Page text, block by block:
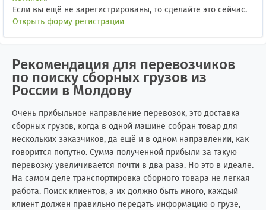
Если вы ещё не зарегистрированы, то сделайте это сейчас.
Открыть форму регистрации
Рекомендация для перевозчиков
по поиску сборных грузов из
России в Молдову
Очень прибыльное направление перевозок, это доставка
сборных грузов, когда в одной машине собран товар для
нескольких заказчиков, да ещё и в одном направлении, как
говорится попутно. Сумма полученной прибыли за такую
перевозку увеличивается почти в два раза. Но это в идеале.
На самом деле транспортировка сборного товара не лёгкая
работа. Поиск клиентов, а их должно быть много, каждый
клиент должен правильно передать информацию о грузе,